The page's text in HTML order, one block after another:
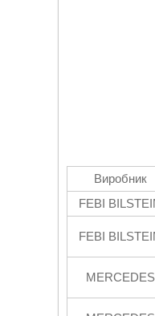
Виробник
FEBI
FEBI
MERCEDES